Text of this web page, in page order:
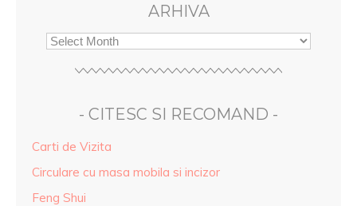
ARHIVA
- CITESC SI RECOMAND -
Carti de Vizita
Circulare cu masa mobila si incizor
Feng Shui